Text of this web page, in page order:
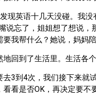
现英语十几天没碰。我
说忘了，姐姐想了想说
我帮什么？她说，妈妈陪
回到了生活里。生活各
3到4次，我们接下来就
看是否OK，再决定要不